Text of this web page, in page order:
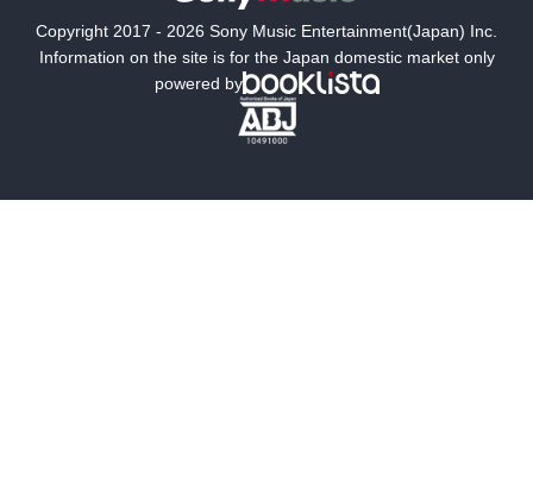
ミステリー SF
文学
Copyright 2017 - 2026 Sony Music Entertainment(Japan) Inc.
Information on the site is for the Japan domestic market only
powered by